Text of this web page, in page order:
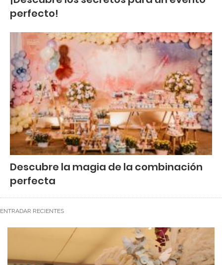
perfecto!
Descubre la magia de la combinación
perfecta
ENTRADAR RECIENTES